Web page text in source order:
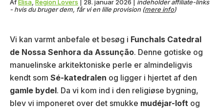
AfElisa Region Lovers 28. januar 2026
indeholder affiliate-links
- hvis du bruger dem, får vi en lille provision (mere info)
Vi kan varmt anbefale et besøg i Funchals Catedral
de Nossa Senhora da Assunção. Denne gotiske og
manuelinske arkitektoniske perle er almindeligvis
kendt som Sé-katedralen og ligger i hjertet af den
gamle bydel. Da vi kom ind i den religiøse bygning,
blev vi imponeret over det smukke mudéjar-loft og